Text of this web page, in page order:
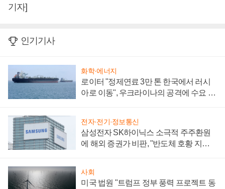
기자]
인기기사
화학·에너지
로이터 "정제연료 3만 톤 한국에서 러시
아로 이동", 우크라이나의 공격에 수요 늘
전자·전기·정보통신
삼성전자 SK하이닉스 소극적 주주환원
에 해외 증권가 비판, "반도체 호황 지속
사회
미국 법원 "트럼프 정부 풍력 프로젝트 동